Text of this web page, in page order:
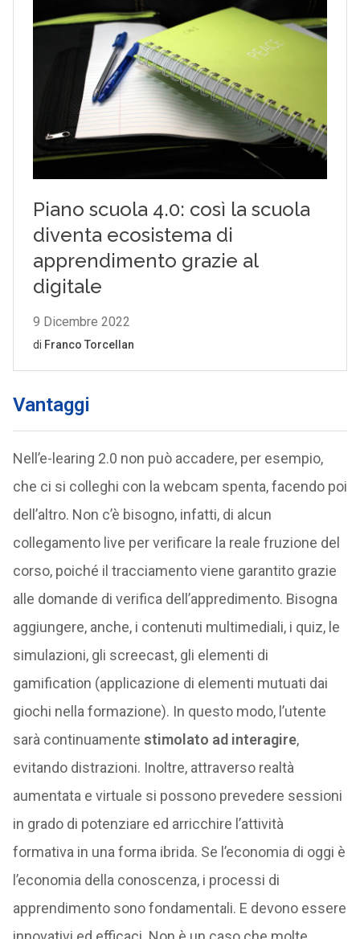
Vantaggi
Nell’e-learing 2.0 non può accadere, per esempio,
che ci si colleghi con la webcam spenta, facendo poi
dell’altro. Non c’è bisogno, infatti, di alcun
collegamento live per verificare la reale fruzione del
corso, poiché il tracciamento viene garantito grazie
alle domande di verifica dell’appredimento. Bisogna
aggiungere, anche, i contenuti multimediali, i quiz, le
simulazioni, gli screecast, gli elementi di
gamification (applicazione di elementi mutuati dai
giochi nella formazione). In questo modo, l’utente
sarà continuamente stimolato ad interagire
evitando distrazioni. Inoltre, attraverso realtà
aumentata e virtuale si possono prevedere sessioni
in grado di potenziare ed arricchire l’attività
formativa in una forma ibrida. Se l’economia di oggi è
l’economia della conoscenza, i processi di